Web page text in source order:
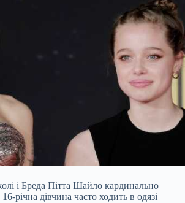
і Бреда Пітта Шайло кардинально
річна дівчина часто ходить в одязі